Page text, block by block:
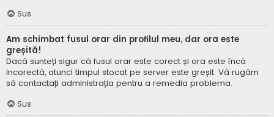
Sus
Am schimbat fusul orar din profilul meu, dar ora este
greșită!
Dacă sunteți sigur că fusul orar este corect și ora este încă
incorectă, atunci timpul stocat pe server este greșit. Vă rugăm
să contactați administrația pentru a remedia problema.
Sus